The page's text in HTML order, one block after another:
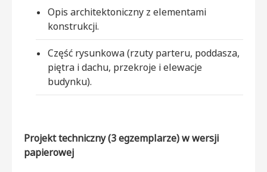
Opis architektoniczny z elementami
konstrukcji.
Część rysunkowa (rzuty parteru, poddasza,
piętra i dachu, przekroje i elewacje
budynku).
Projekt techniczny (3 egzemplarze) w wersji
papierowej